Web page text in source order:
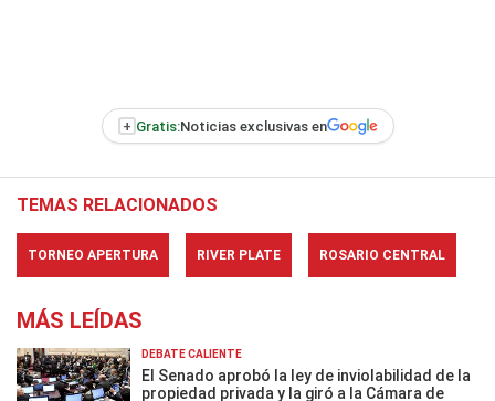
+ Gratis:Noticias exclusivas en
TEMAS RELACIONADOS
TORNEO APERTURA RIVER PLATE ROSARIO CENTRAL
MÁS LEÍDAS
DEBATE CALIENTE
El Senado aprobó la ley de inviolabilidad de la
propiedad privada y la giró a la Cámara de